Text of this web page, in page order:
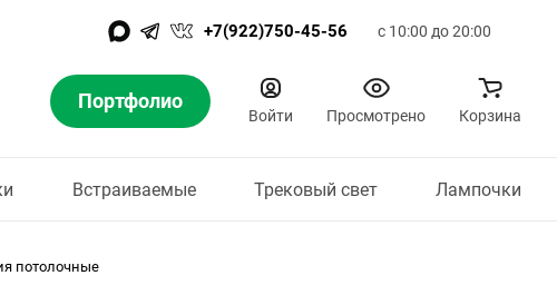
+7(922)750-45-56 с 10:00 до 20:00
Портфолио
Войти Просмотрено Корзина
Встраиваемые Трековый свет Лампочки
потолочные